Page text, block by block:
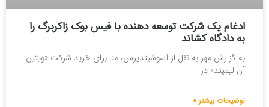
ادغام یک شرکت توسعه دهنده با فیس بوک زاکربرگ را
به دادگاه کشاند
به گزارش مهر به نقل از آسوشیتدپرس، متا برای خرید شرکت «ویتین
آن لیمیتد» در
توضیحات بیشتر »